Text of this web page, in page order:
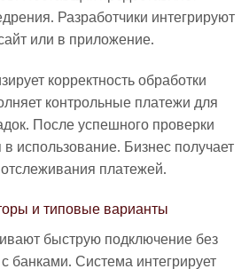
Разработчики интегрируют
или в приложение.
корректность обработки
контрольные платежи для
После успешного проверки
в использование. Бизнес получает
платежей.
и типовые варианты
быструю подключение без
банками. Система интегрирует